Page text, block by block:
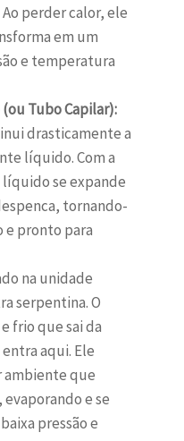
perder calor, ele
em um
e temperatura
Tubo Capilar):
drasticamente a
líquido. Com a
se expande
tornando-
pronto para
na unidade
serpentina. O
frio que sai da
aqui. Ele
ambiente que
e se
pressão e